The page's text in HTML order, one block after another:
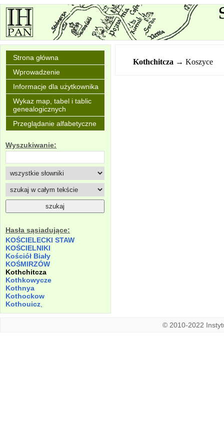
Strona główna
Wprowadzenie
Informacje dla użytkownika
Wykaz map, tabel i tablic
genealogicznych
Przeglądanie alfabetyczne
Wyszukiwanie:
Hasła sąsiadujące:
KOŚCIELECKI STAW
KOŚCIELNIKI
Kościół Biały
KOŚMIRZÓW
Kothchitcza
Kothkowycze
Kothnya
Kothockow
Kothouicz
Kothchitcza → Koszyce
© 2010-2022